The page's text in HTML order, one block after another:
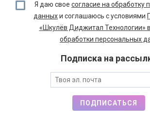
Я даю свое согласие на обработку
данныхи соглашаюсь с условиями
«Шкулёв Диджитал Технологии»
обработки персональных
Подписка на
ПОДПИСАТЬСЯ